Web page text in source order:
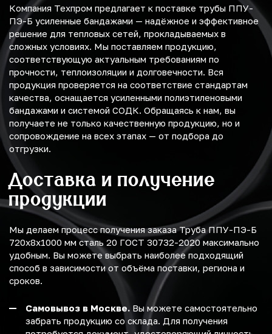
Компания Техпром предлагает к поставке трубы ППУ-
ПЭ-Б усиленные бандажами — надёжное и эффективное
решение для тепловых сетей, прокладываемых в
сложных условиях. Мы поставляем продукцию,
соответствующую актуальным требованиям по
прочности, теплоизоляции и долговечности. Вся
продукция проверяется на соответствие стандартам
качества, оснащается усиленными полиэтиленовыми
бандажами и системой СОДК. Обращаясь к нам, вы
получаете не только качественную продукцию, но и
сопровождение на всех этапах — от подбора до
отгрузки.
Доставка и получение
продукции
Мы делаем процесс получения заказа Труба ППУ-ПЭ-Б
720х8х1000 мм сталь 20 ГОСТ 30732-2020 максимально
удобным. Вы можете выбрать наиболее подходящий
способ в зависимости от объёма поставки, региона и
сроков.
Самовывоз в Москве. Вы можете самостоятельно
забрать продукцию со склада. Для получения